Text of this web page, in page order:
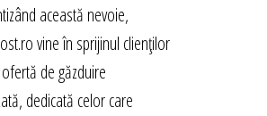
această nevoie,
vine în sprijinul clienților
de găzduire
dedicată celor care